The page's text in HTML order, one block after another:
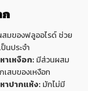
มของฟลูออไรด์ ช่วย
นประจำ
เหงือก: มีส่วนผสม
สบของเหงือก
าปากแห้ง: มักไม่มี